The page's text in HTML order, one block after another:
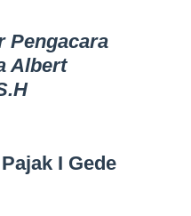
Pengacara
Albert
I Gede